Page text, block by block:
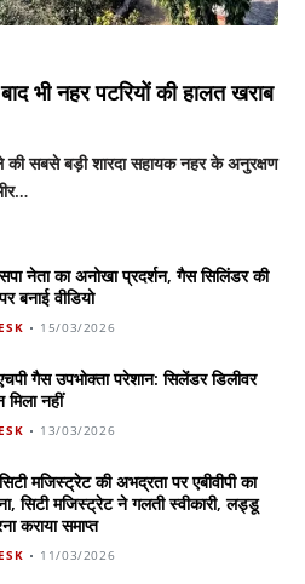
भी नहर पटरियों की हालत खराब
सबसे बड़ी शारदा सहायक नहर के अनुरक्षण
नेता का अनोखा प्रदर्शन, गैस सिलिंडर की
बनाई वीडियो
15/03/2026
गैस उपभोक्ता परेशान: सिलेंडर डिलीवर
नहीं
13/03/2026
मजिस्ट्रेट की अभद्रता पर एबीवीपी का
सिटी मजिस्ट्रेट ने गलती स्वीकारी, लड्डू
कराया समाप्त
11/03/2026